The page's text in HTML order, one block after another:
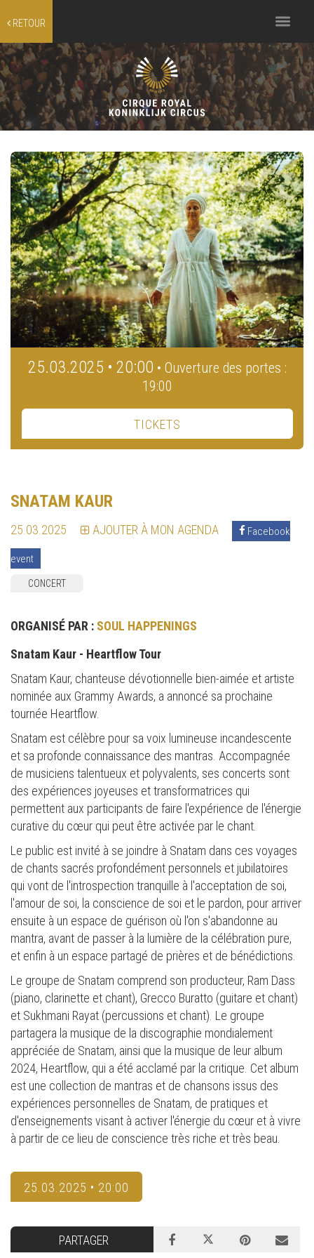
RETOUR
Toggle
navigation
25.03.2025 • 20:00 • Ouverture des portes :
19:00
TICKETS
SNATAM KAUR
25.03.2025 AJOUTER À MON AGENDA Facebook
event
CONCERT
ORGANISÉ PAR : SOUL HAPPENINGS
Snatam Kaur - Heartflow Tour
Snatam Kaur, chanteuse dévotionnelle bien-aimée et artiste
nominée aux Grammy Awards, a annoncé sa prochaine
tournée Heartflow.
Snatam est célèbre pour sa voix lumineuse incandescente
et sa profonde connaissance des mantras. Accompagnée
de musiciens talentueux et polyvalents, ses concerts sont
des expériences joyeuses et transformatrices qui
permettent aux participants de faire l'expérience de l'énergie
curative du cœur qui peut être activée par le chant.
Le public est invité à se joindre à Snatam dans ces voyages
de chants sacrés profondément personnels et jubilatoires
qui vont de l'introspection tranquille à l'acceptation de soi,
l'amour de soi, la conscience de soi et le pardon, pour arriver
ensuite à un espace de guérison où l'on s'abandonne au
mantra, avant de passer à la lumière de la célébration pure,
et enfin à un espace partagé de prières et de bénédictions.
Le groupe de Snatam comprend son producteur, Ram Dass
(piano, clarinette et chant), Grecco Buratto (guitare et chant)
et Sukhmani Rayat (percussions et chant). Le groupe
partagera la musique de la discographie mondialement
appréciée de Snatam, ainsi que la musique de leur album
2024, Heartflow, qui a été acclamé par la critique. Cet album
est une collection de mantras et de chansons issus des
expériences personnelles de Snatam, de pratiques et
d'enseignements visant à activer l'énergie du cœur et à vivre
à partir de ce lieu de conscience très riche et très beau.
25.03.2025 • 20:00
PARTAGER